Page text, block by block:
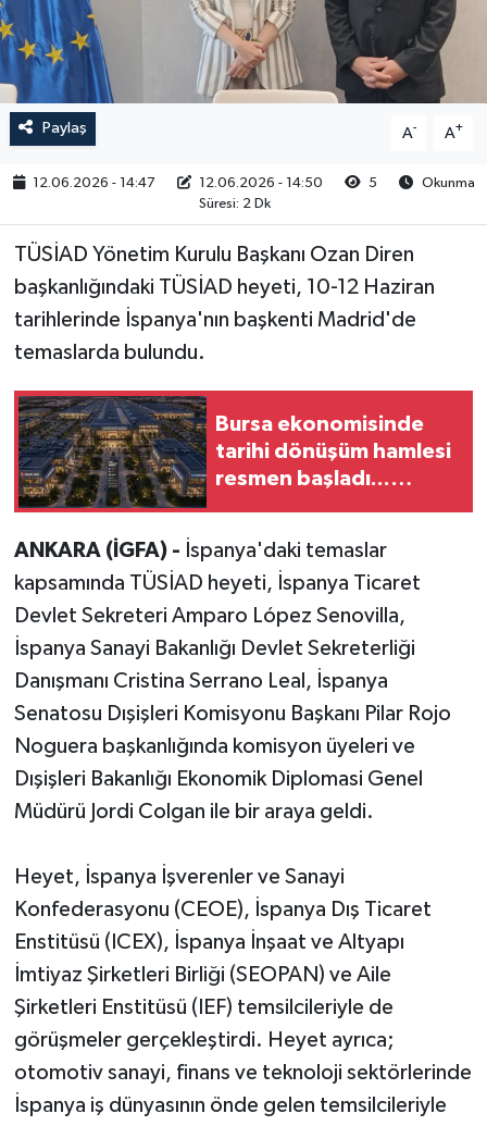
Paylaş A- A+
12.06.2026 - 14:47 12.06.2026 - 14:50 5
Okunma
Süresi: 2 Dk
TÜSİAD Yönetim Kurulu Başkanı Ozan Diren
başkanlığındaki TÜSİAD heyeti, 10-12 Haziran
tarihlerinde İspanya'nın başkenti Madrid'de
temaslarda bulundu.
Bursa ekonomisinde
tarihi dönüşüm hamlesi
resmen başladı...
başladı
ANKARA (İGFA) - İspanya'daki temaslar
kapsamında TÜSİAD heyeti, İspanya Ticaret
Devlet Sekreteri Amparo López Senovilla,
İspanya Sanayi Bakanlığı Devlet Sekreterliği
Danışmanı Cristina Serrano Leal, İspanya
Senatosu Dışişleri Komisyonu Başkanı Pilar Rojo
Noguera başkanlığında komisyon üyeleri ve
Dışişleri Bakanlığı Ekonomik Diplomasi Genel
Müdürü Jordi Colgan ile bir araya geldi.
Heyet, İspanya İşverenler ve Sanayi
Konfederasyonu (CEOE), İspanya Dış Ticaret
Enstitüsü (ICEX), İspanya İnşaat ve Altyapı
İmtiyaz Şirketleri Birliği (SEOPAN) ve Aile
Şirketleri Enstitüsü (IEF) temsilcileriyle de
görüşmeler gerçekleştirdi. Heyet ayrıca;
otomotiv sanayi, finans ve teknoloji sektörlerinde
İspanya iş dünyasının önde gelen temsilcileriyle
RESMİ İLAN